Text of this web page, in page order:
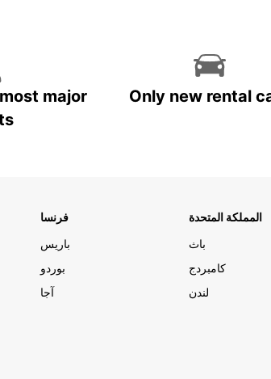
major
Only new rental
فرنسا
باريس
بوردو
آجا
المملكة المتحدة
باث
كامبردج
لندن